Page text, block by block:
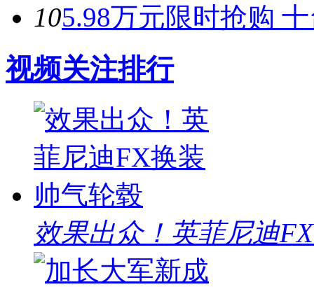
105.98万元限时抢购
视频关注排行
效果出众！英菲尼迪